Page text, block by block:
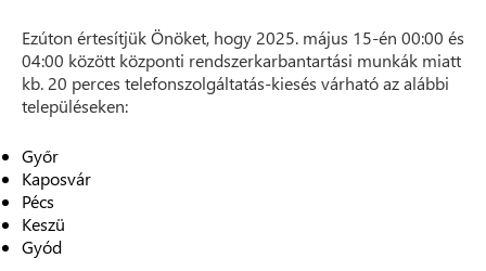
Ezúton értesítjük Önöket, hogy 2025. május 15-én 00:00 és
04:00 között központi rendszerkarbantartási munkák miatt
kb. 20 perces telefonszolgáltatás-kiesés várható az alábbi
településeken:
Győr
Kaposvár
Pécs
Keszü
Gyód